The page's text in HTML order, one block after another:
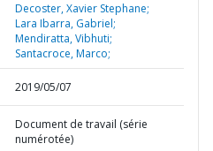
Decoster, Xavier Stephane;
Lara Ibarra, Gabriel;
Mendiratta, Vibhuti;
Santacroce, Marco;
2019/05/07
Document de travail (série
numérotée)